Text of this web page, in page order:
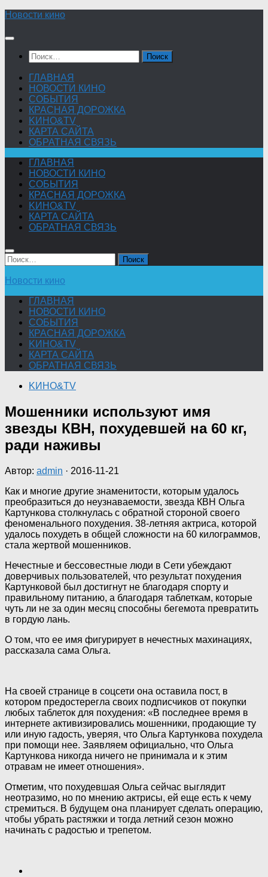
Skip
content
Новости кино
Найти:
ГЛАВНАЯ
НОВОСТИ КИНО
СОБЫТИЯ
КРАСНАЯ ДОРОЖКА
KИНО&TV
КАРТА САЙТА
ОБРАТНАЯ СВЯЗЬ
ГЛАВНАЯ
НОВОСТИ КИНО
СОБЫТИЯ
КРАСНАЯ ДОРОЖКА
KИНО&TV
КАРТА САЙТА
ОБРАТНАЯ СВЯЗЬ
Найти:
Новости кино
ГЛАВНАЯ
НОВОСТИ КИНО
СОБЫТИЯ
КРАСНАЯ ДОРОЖКА
KИНО&TV
КАРТА САЙТА
ОБРАТНАЯ СВЯЗЬ
KИНО&TV
Мошенники используют имя
звезды КВН, похудевшей на 60 кг,
ради наживы
Автор: admin · 2016-11-21
Как и многие другие знаменитости, которым удалось
преобразиться до неузнаваемости, звезда КВН Ольга
Картункова столкнулась с обратной стороной своего
феноменального похудения. 38-летняя актриса, которой
удалось похудеть в общей сложности на 60 килограммов,
стала жертвой мошенников.
Нечестные и бессовестные люди в Сети убеждают
доверчивых пользователей, что результат похудения
Картунковой был достигнут не благодаря спорту и
правильному питанию, а благодаря таблеткам, которые
чуть ли не за один месяц способны бегемота превратить
в гордую лань.
О том, что ее имя фигурирует в нечестных махинациях,
рассказала сама Ольга.
На своей странице в соцсети она оставила пост, в
котором предостерегла своих подписчиков от покупки
любых таблеток для похудения: «В последнее время в
интернете активизировались мошенники, продающие ту
или иную гадость, уверяя, что Ольга Картункова похудела
при помощи нее. Заявляем официально, что Ольга
Картункова никогда ничего не принимала и к этим
отравам не имеет отношения».
Отметим, что похудевшая Ольга сейчас выглядит
неотразимо, но по мнению актрисы, ей еще есть к чему
стремиться. В будущем она планирует сделать операцию,
чтобы убрать растяжки и тогда летний сезон можно
начинать с радостью и трепетом.